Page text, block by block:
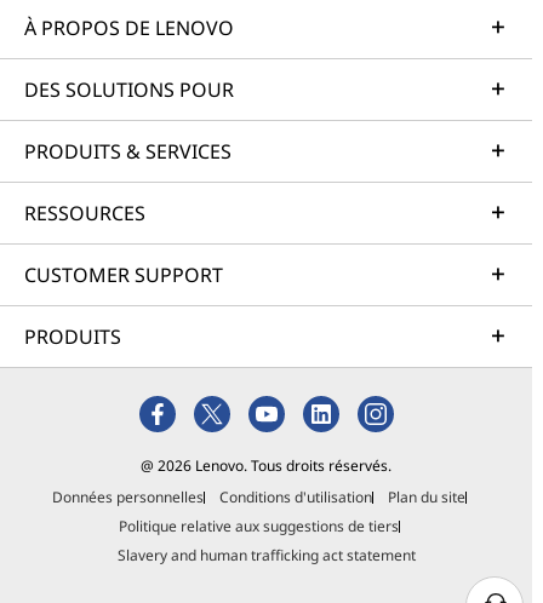
À PROPOS DE LENOVO
DES SOLUTIONS POUR
PRODUITS & SERVICES
RESSOURCES
CUSTOMER SUPPORT
PRODUITS
@ 2026 Lenovo. Tous droits réservés.
Données personnelles
Conditions d'utilisation
Plan du site
Politique relative aux suggestions de tiers
Slavery and human trafficking act statement